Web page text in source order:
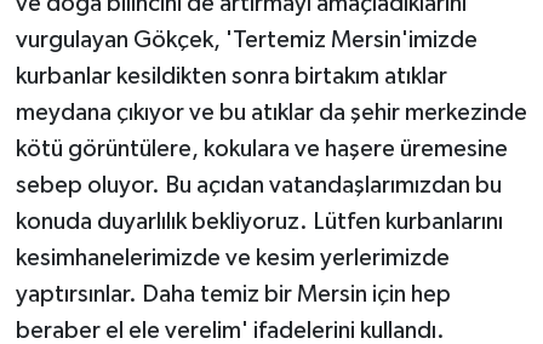
vurgulayan Gökçek, 'Tertemiz Mersin'imizde
kurbanlar kesildikten sonra birtakım atıklar
meydana çıkıyor ve bu atıklar da şehir merkezinde
kötü görüntülere, kokulara ve haşere üremesine
sebep oluyor. Bu açıdan vatandaşlarımızdan bu
konuda duyarlılık bekliyoruz. Lütfen kurbanlarını
kesimhanelerimizde ve kesim yerlerimizde
yaptırsınlar. Daha temiz bir Mersin için hep
beraber el ele verelim' ifadelerini kullandı.